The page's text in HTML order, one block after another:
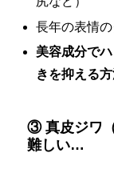
長年の表情
美容成分で
きを抑える
③ 真皮ジワ
難しい…